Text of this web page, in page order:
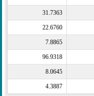
31.7363
22.6760
7.8865
96.9318
8.0645
4.3887